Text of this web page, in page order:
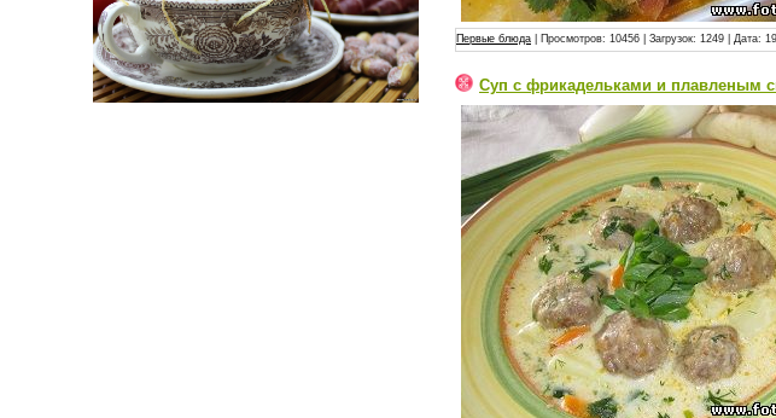
Первые блюда | Просмотров: 10456 | Загрузок: 1249 | Дата:
Суп с фрикадельками и плавленым